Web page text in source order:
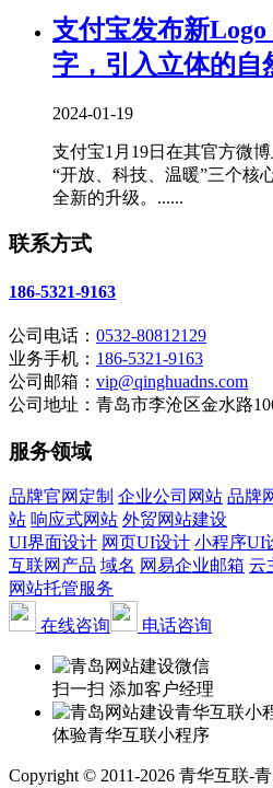
支付宝发布新
字，引入立体的自
2024-01-19
支付宝1月19日在其官方微
“开放、科技、温暖”三个核
全新的升级。......
联系方式
186-5321-9163
公司电话： 0532-80812129
业务手机： 186-5321-9163
公司邮箱： vip@qinghuadns.com
公司地址：青岛市李沧区金水路
服务领域
品牌官网定制 企业公司网站 品牌
站 响应式网站 外贸网站建设
UI界面设计 网页UI设计 小程序UI
互联网产品 域名 网易企业邮箱 云
网站托管服务
在线咨询
电话咨询
扫一扫 添加客户经理
体验青华互联小程序
Copyright © 2011-2026 青华互联-